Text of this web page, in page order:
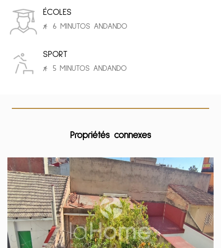
ÉCOLES
6 MINUTOS ANDANDO
SPORT
5 MINUTOS ANDANDO
Propriétés connexes